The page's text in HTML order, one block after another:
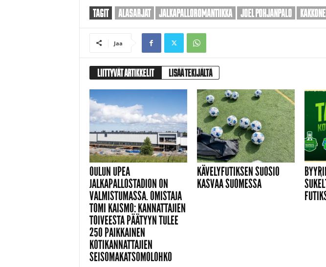
TAGIT ALASARJAT JALKAPALLOROMANTIIKKA JOEL POHJANPALO
Jaa
LIITTYVÄT ARTIKKELIT LISÄÄ TEKIJÄLTÄ
OULUN UPEA
JALKAPALLOSTADION ON
VALMISTUMASSA. OMISTAJA
TOMI KAISMO: KANNATTAJIEN
TOIVEESTA PÄÄTYYN TULEE
250 PAIKKAINEN
KOTIKANNATTAJIEN
SEISOMAKATSOMOLOHKO
KÄVELYFUTIKSEN SUOSIO
KASVAA SUOMESSA